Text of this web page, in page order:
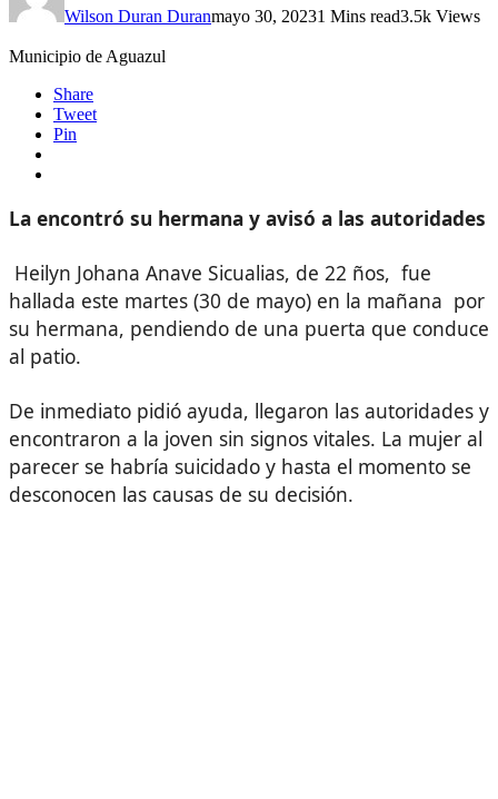
Wilson Duran Duranmayo 30, 20231 Mins read3.5k Views
Municipio de Aguazul
Share
Tweet
Pin
La encontró su hermana y avisó a las autoridades
Heilyn Johana Anave Sicualias, de 22 ños, fue
hallada este martes (30 de mayo) en la mañana por
su hermana, pendiendo de una puerta que conduce
al patio.
De inmediato pidió ayuda, llegaron las autoridades y
encontraron a la joven sin signos vitales. La mujer al
parecer se habría suicidado y hasta el momento se
desconocen las causas de su decisión.